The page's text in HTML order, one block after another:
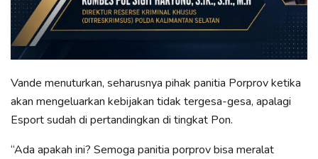
Vande menuturkan, seharusnya pihak panitia Porprov ketika
akan mengeluarkan kebijakan tidak tergesa-gesa, apalagi
Esport sudah di pertandingkan di tingkat Pon.
“Ada apakah ini? Semoga panitia porprov bisa meralat